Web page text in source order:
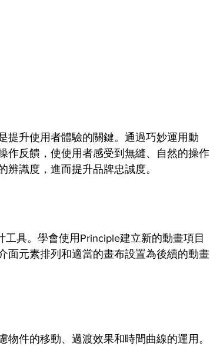
提升使用者體驗的關鍵。通過巧妙運用動
作反饋，使使用者感受到無縫、自然的操作
識度，進而提升品牌忠誠度。
具。學會使用Principle建立新的動畫項目
面元素排列和適當的畫布設置為後續的動畫
件的移動、過渡效果和時間曲線的運用。